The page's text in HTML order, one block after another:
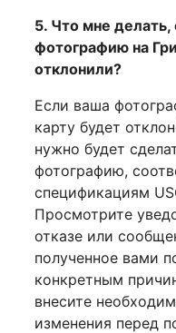
5. Что мне
фотографию на
отклонили?
Если ваша
карту будет
нужно будет
фотографию,
спецификациям
Просмотрите
отказе или
полученное вами
конкретным
внесите
изменения перед